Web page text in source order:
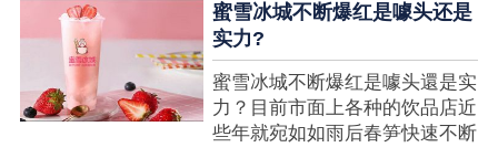
想要排长队，为的便是那一杯令
人挂念的蜜雪冰城。顾客喜爱的
商品，投资者为什么会看不见在
其中的创业商机呢?许多投资者
都会了解我开一家蜜雪冰城要多
少钱?....
蜜雪冰城不断爆红是噱头还是
实力?
蜜雪冰城不断爆红是噱头還是实
力？目前市面上各种的饮品店近
些年就宛如如雨后春笋快速不断